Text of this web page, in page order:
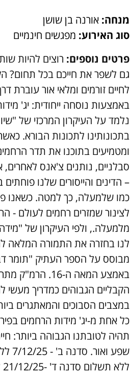
מנחה: אורנה בן שושן
סוג האירוע: מפגשים חינמיים
פרטים נוספים: רוצים להיות
גם לשפר את חייכם בכל תחום?
לחיים זורמים ומלאי אור עוברת
באמצעות נוסחה ייחודית: יג'
נלמד על העיקרון המרכזי של
בתכונותינו לתכונות הבורא.
ומטמיעים בתוכנו את תדר
סבלניים, נותנים צ'אנס לאחרים,
– הדינים והייסורים שלנו
כמו שלמעלה, כך למטה. כשאנו
לצינור שמזרים רחמים לעולם -
מלמעלה., ולפי העיקרון של
לנו בחזרה את התמורה המלאה
מבוסס על הספר העתיק "תומר
באמצע המאה ה-
הקבליים הגבוהים כמדריך מעשי
במצבים הסבוכים והמאתגרים
כל אחת מ-יג' מידות הרחמים
תהיה לטובתנו הגבוהה ביותר: